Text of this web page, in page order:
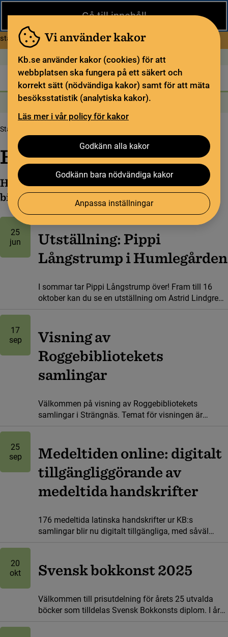
Gå till innehåll
Under sommaren har KB begränsad service och särskilda
öppettider. Vissa veckor är en del funktioner och samlingar
stängda.Läs mer om Begränsad service i sommar
Vi använder kakor
Kb.se använder kakor (cookies) för att
webbplatsen ska fungera på ett säkert och
korrekt sätt (nödvändiga kakor) samt för att mäta
besöksstatistik (analytiska kakor).
Läs mer i vår policy för kakor
Godkänn alla kakor
Godkänn bara nödvändiga kakor
Anpassa inställningar
Öppet idag: 9–18In English
Biblioteket För bibliotekssektorn Pliktleverans och ISBN
Sök Sök
Söktjänster
Startsida
Evenemang
Här hittar du evenemang från Kungliga
biblioteket.
Utställning: Pippi
Långstrump i Humlegården
25
jun
I sommar tar Pippi Långstrump över! Fram till 16
oktober kan du se en utställning om Astrid Lindgrens
illustrationer.
Visning av
Roggebibliotekets
samlingar
17
sep
Välkommen på visning av Roggebibliotekets
samlingar i Strängnäs. Temat för visningen är
Medeltiden online: digitalt
tillgängliggörande av
medeltida handskrifter
25
sep
176 medeltida latinska handskrifter ur KB:s
samlingar blir nu digitalt tillgängliga, med såväl
Svensk bokkonst 2025
20
okt
Välkommen till prisutdelning för årets 25 utvalda
böcker som tilldelas Svensk Bokkonsts diplom. I år